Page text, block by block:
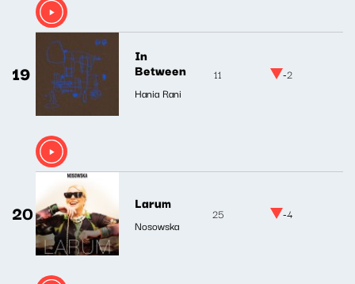
19
In
Between
Hania Rani
11 -2
20 Larum
Nosowska
25 -4